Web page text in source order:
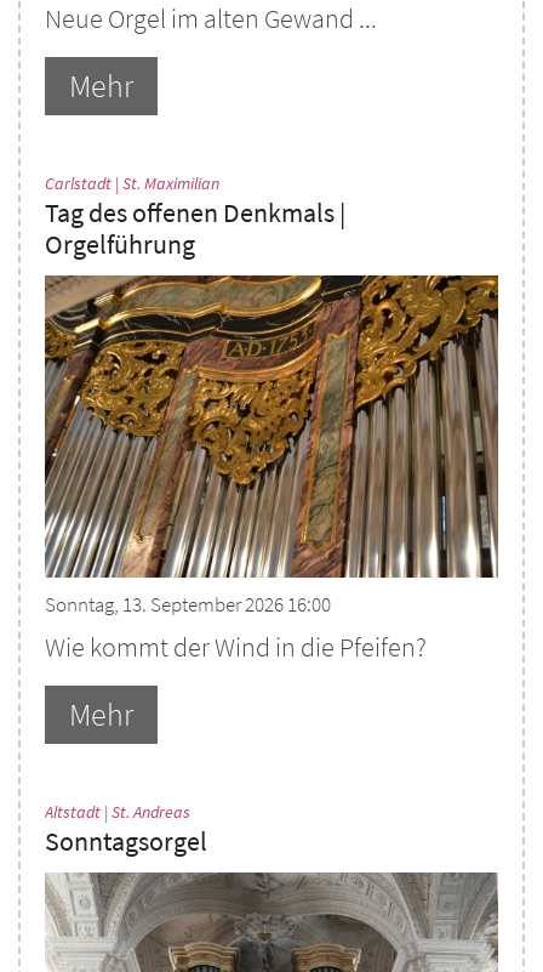
Neue Orgel im alten Gewand ...
Mehr
Carlstadt | St. Maximilian:
Tag des offenen Denkmals |
Orgelführung
Sonntag, 13. September 2026 16:00
Wie kommt der Wind in die Pfeifen?
Mehr
Altstadt | St. Andreas
Sonntagsorgel